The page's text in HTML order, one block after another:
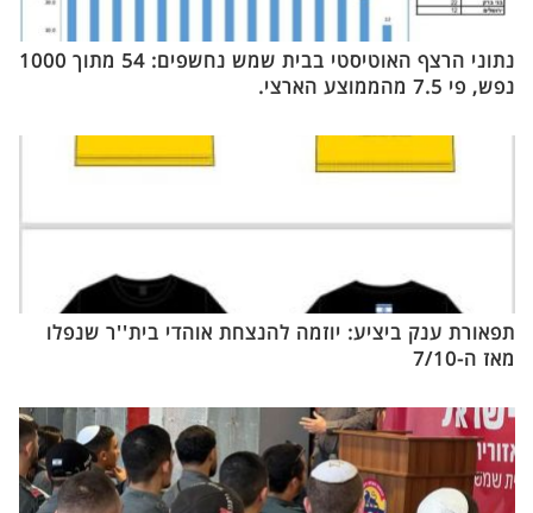
נתוני הרצף האוטיסטי בבית שמש נחשפים: 54 מתוך 1000
נפש, פי 7.5 מהממוצע הארצי.
תפאורת ענק ביציע: יוזמה להנצחת אוהדי בית''ר שנפלו
מאז ה-7/10